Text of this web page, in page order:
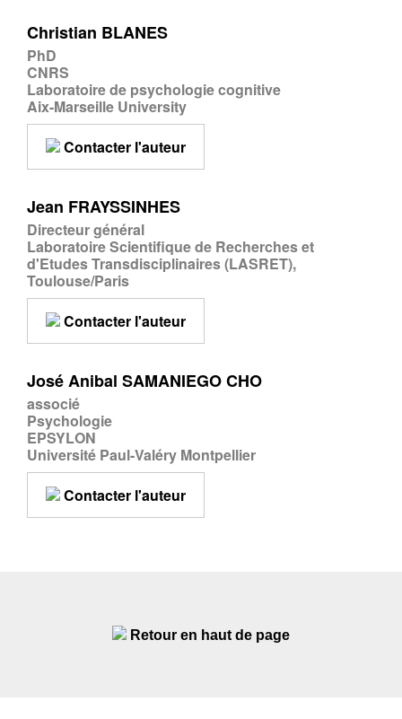
Christian BLANES
PhD
CNRS
Laboratoire de psychologie cognitive
Aix-Marseille University
Contacter l'auteur
Jean FRAYSSINHES
Directeur général
Laboratoire Scientifique de Recherches et
d'Etudes Transdisciplinaires (LASRET),
Toulouse/Paris
Contacter l'auteur
José Anibal SAMANIEGO CHO
associé
Psychologie
EPSYLON
Université Paul-Valéry Montpellier
Contacter l'auteur
Retour en haut de page